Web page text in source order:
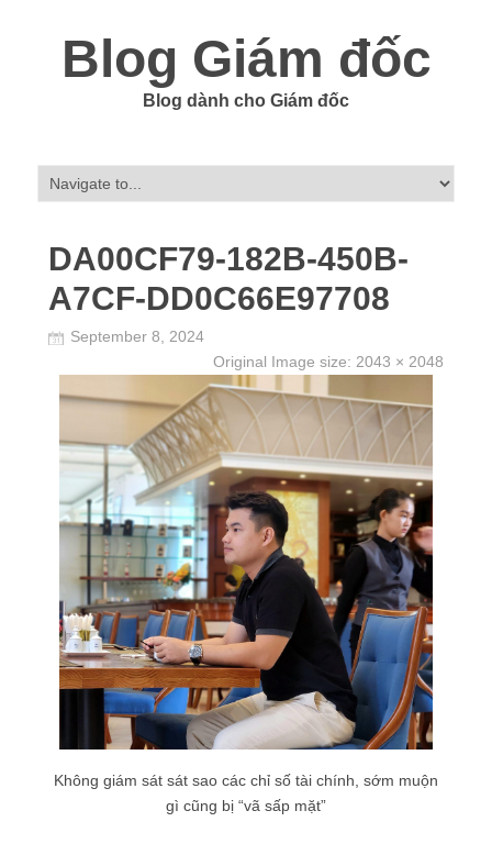
Blog Giám đốc
Blog dành cho Giám đốc
DA00CF79-182B-450B-
A7CF-DD0C66E97708
September 8, 2024
Original Image size: 2043 × 2048
Không giám sát sát sao các chỉ số tài chính, sớm muộn
gì cũng bị “vã sấp mặt”